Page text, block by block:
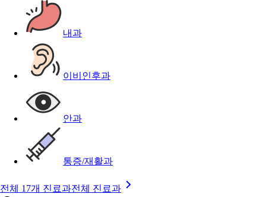
내과
이비인후과
안과
통증/재활과
전체 17개 진료과전체 진료과